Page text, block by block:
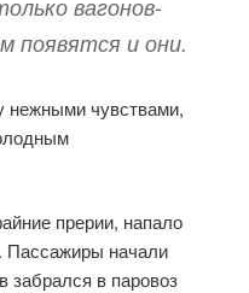
вагонов-
появятся и они.
нежными чувствами,
прерии, напало
Пассажиры начали
в паровоз